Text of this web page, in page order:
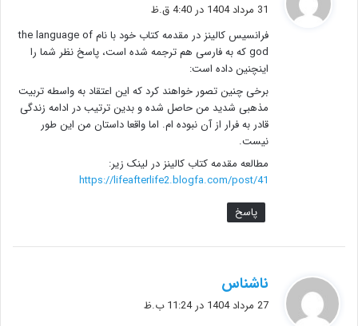
:
31 مرداد 1404 در 4:40 ق.ظ
فرانسیس کالینز در مقدمه کتاب خود با نام the language of
god که به فارسی هم ترجمه شده است، پاسخ نظر شما را
اینچنین داده است:
برخی چنین تصور خواهند کرد که این اعتقاد به واسطه تربیت
مذهبی شدید من حاصل شده و بدین ترتیب در ادامه زندگی
قادر به فرار از آن نبوده ام. اما واقعا داستان من این طور
نیست.
مطالعه مقدمه کتاب کالینز در لینک زیر:
https://lifeafterlife2.blogfa.com/post/41
پاسخ
ناشناس
ف
27 مرداد 1404 در 11:24 ب.ظ